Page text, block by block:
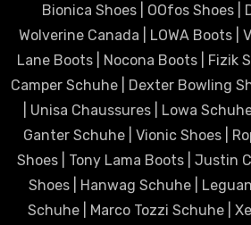
Bionica Shoes
OOfos Shoes
Wolverine Canada
LOWA Boots|
Lane Boots| Nocona Boots| Fizik
Camper Schuhe| Dexter Bowling
Unisa Chaussures| Lowa
Ganter Schuhe
Vionic Shoes|
Shoes| Tony Lama Boots| Justin
Shoes
Hanwag Schuhe
Schuhe
Marco Tozzi Schuhe